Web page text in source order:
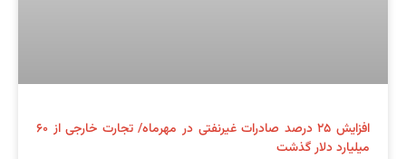
افزایش ۲۵ درصد صادرات غیرنفتی در مهرماه/ تجارت خارجی از ۶۰
میلیارد دلار گذشت